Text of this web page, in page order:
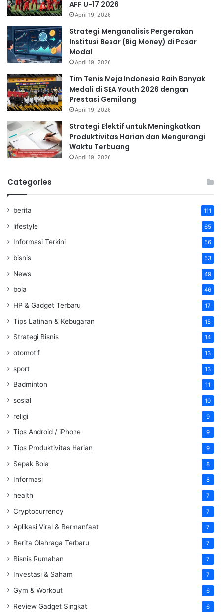
AFF U-17 2026
April 19, 2026
Strategi Menganalisis Pergerakan
Institusi Besar (Big Money) di Pasar
Modal
April 19, 2026
Tim Tenis Meja Indonesia Raih Banyak
Medali di SEA Youth 2026 dengan
Prestasi Gemilang
April 19, 2026
Strategi Efektif untuk Meningkatkan
Produktivitas Harian dan Mengurangi
Waktu Terbuang
April 19, 2026
Categories
berita 111
lifestyle 65
Informasi Terkini 56
bisnis 53
News 49
bola 46
HP & Gadget Terbaru 17
Tips Latihan & Kebugaran 15
Strategi Bisnis 14
otomotif 13
sport 13
Badminton 11
sosial 10
religi 9
Tips Android / iPhone 9
Tips Produktivitas Harian 9
Sepak Bola 8
Informasi 8
health 7
Cryptocurrency 7
Aplikasi Viral & Bermanfaat 7
Berita Olahraga Terbaru 7
Bisnis Rumahan 7
Investasi & Saham 7
Gym & Workout 6
Review Gadget Singkat 6